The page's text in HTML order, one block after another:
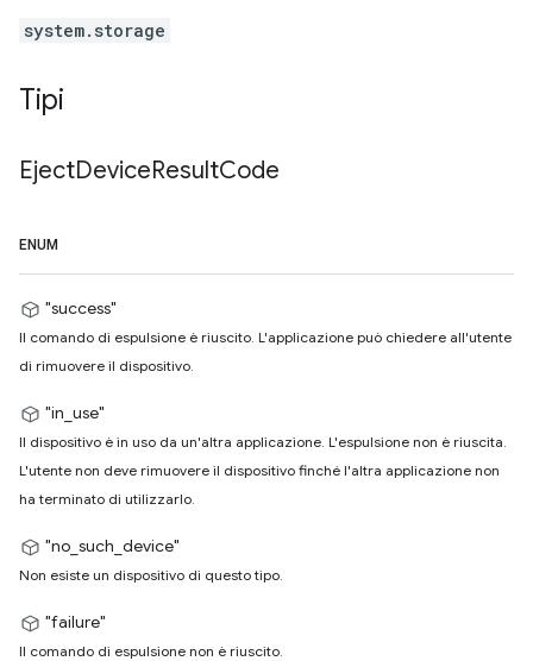
system.storage
Tipi
EjectDeviceResultCode
ENUM
"success"
Il comando di espulsione è riuscito. L'applicazione può chiedere all'utente
di rimuovere il dispositivo.
"in_use"
Il dispositivo è in uso da un'altra applicazione. L'espulsione non è riuscita.
L'utente non deve rimuovere il dispositivo finché l'altra applicazione non
ha terminato di utilizzarlo.
"no_such_device"
Non esiste un dispositivo di questo tipo.
"failure"
Il comando di espulsione non è riuscito.